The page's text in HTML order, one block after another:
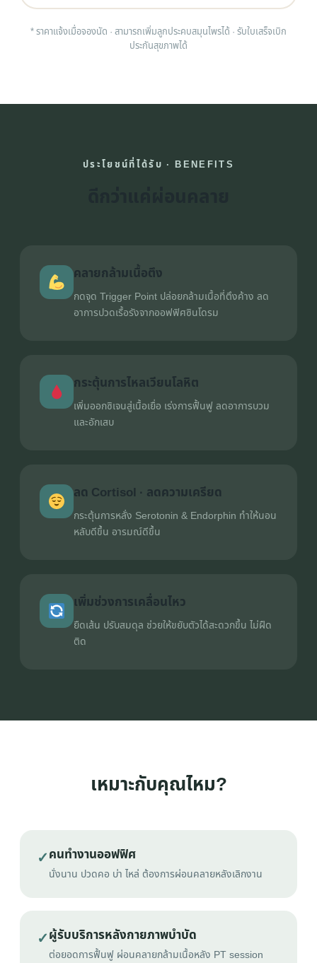
* ราคาแจ้งเมื่อจองนัด · สามารถเพิ่มลูกประคบสมุนไพรได้ · รับใบเสร็จเบิก
ประกันสุขภาพได้
ประโยชน์ที่ได้รับ · BENEFITS
คลายกล้ามเนื้อตึง
กดจุด Trigger Point ปล่อยกล้ามเนื้อที่ตึงค้าง ลด
อาการปวดเรื้อรังจากออฟฟิศซินโดรม
กระตุ้นการไหลเวียนโลหิต
เพิ่มออกซิเจนสู่เนื้อเยื่อ เร่งการฟื้นฟู ลดอาการบวม
และอักเสบ
ลด Cortisol · ลดความเครียด
กระตุ้นการหลั่ง Serotonin & Endorphin ทำให้นอน
หลับดีขึ้น อารมณ์ดีขึ้น
เพิ่มช่วงการเคลื่อนไหว
ยืดเส้น ปรับสมดุล ช่วยให้ขยับตัวได้สะดวกขึ้น ไม่ฝืด
ติด
เหมาะกับคุณไหม?
✓คนทำงานออฟฟิศ
นั่งนาน ปวดคอ บ่า ไหล่ ต้องการผ่อนคลายหลังเลิกงาน
✓ผู้รับบริการหลังกายภาพบำบัด
ต่อยอดการฟื้นฟู ผ่อนคลายกล้ามเนื้อหลัง PT session